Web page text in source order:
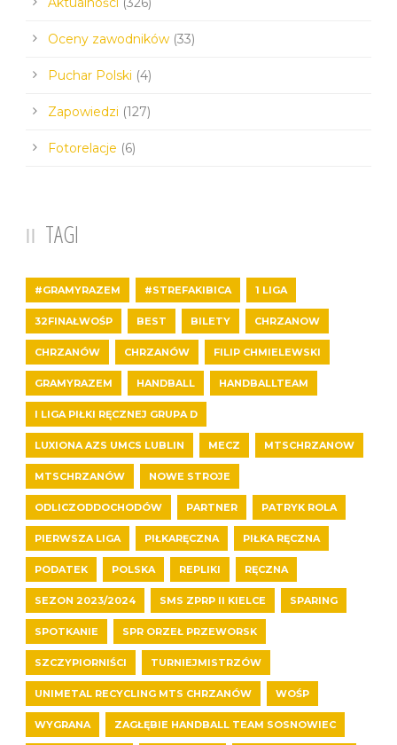
Oceny zawodników (33)
Puchar Polski (4)
Zapowiedzi (127)
Fotorelacje (6)
TAGI
#GRAMYRAZEM #STREFAKIBICA 1 LIGA
32FINAŁWOŚP BEST BILETY CHRZANOW
CHRZANÓW CHRZANÓW FILIP CHMIELEWSKI
GRAMYRAZEM HANDBALL HANDBALLTEAM
I LIGA PIŁKI RĘCZNEJ GRUPA D
LUXIONA AZS UMCS LUBLIN MECZ MTSCHRZANOW
MTSCHRZANÓW NOWE STROJE
ODLICZODDOCHODÓW PARTNER PATRYK ROLA
PIERWSZA LIGA PIŁKARĘCZNA PIŁKA RĘCZNA
PODATEK POLSKA REPLIKI RĘCZNA
SEZON 2023/2024 SMS ZPRP II KIELCE SPARING
SPOTKANIE SPR ORZEŁ PRZEWORSK
SZCZYPIORNIŚCI TURNIEJMISTRZÓW
UNIMETAL RECYCLING MTS CHRZANÓW WOŚP
WYGRANA ZAGŁĘBIE HANDBALL TEAM SOSNOWIEC